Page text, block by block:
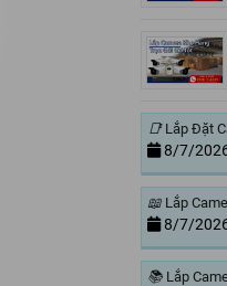
📑 Lắp Đặt
8/7/
📖 Lắp
8/7/
📚 Lắp